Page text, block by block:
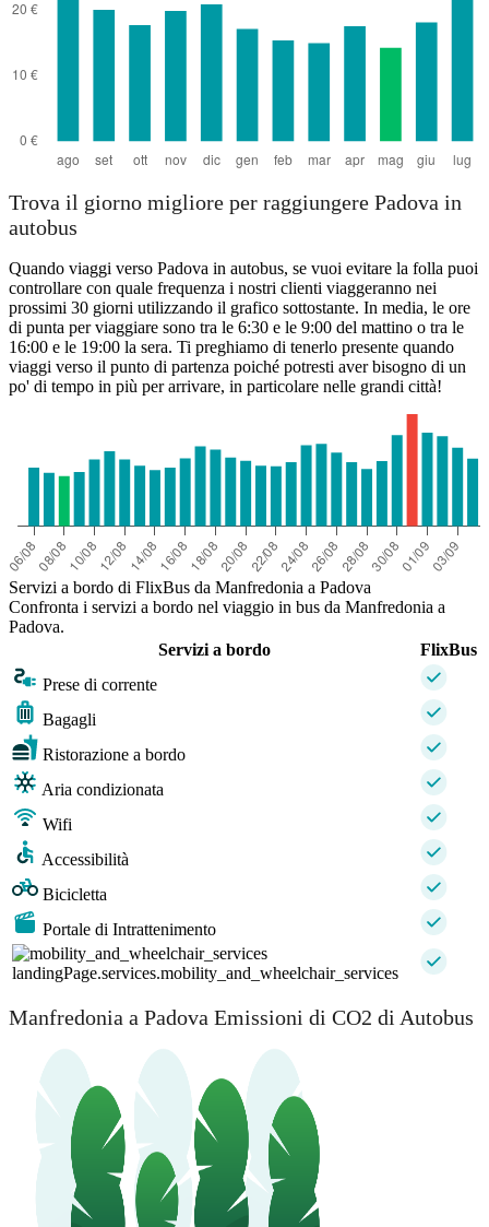
Trova il giorno migliore per raggiungere Padova in
autobus
Quando viaggi verso Padova in autobus, se vuoi evitare la folla puoi
controllare con quale frequenza i nostri clienti viaggeranno nei
prossimi 30 giorni utilizzando il grafico sottostante. In media, le ore
di punta per viaggiare sono tra le 6:30 e le 9:00 del mattino o tra le
16:00 e le 19:00 la sera. Ti preghiamo di tenerlo presente quando
viaggi verso il punto di partenza poiché potresti aver bisogno di un
po' di tempo in più per arrivare, in particolare nelle grandi città!
Servizi a bordo di FlixBus da Manfredonia a Padova
Confronta i servizi a bordo nel viaggio in bus da Manfredonia a
Padova.
Servizi a bordo
FlixBus
Prese di corrente
Bagagli
Ristorazione a bordo
Aria condizionata
Wifi
Accessibilità
Bicicletta
Portale di Intrattenimento
landingPage.services.mobility_and_wheelchair_services
Manfredonia a Padova Emissioni di CO2 di Autobus